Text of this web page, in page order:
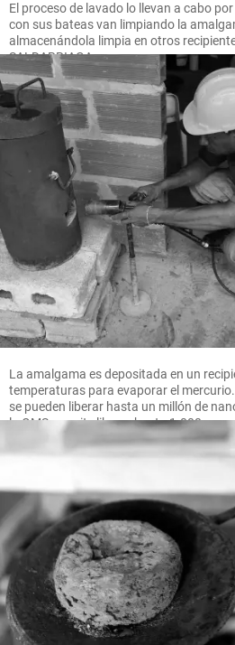
El proceso de lavado lo llevan a cabo
con sus bateas van limpiando la
almacenándola limpia en otros
SALDARRIAGA
La amalgama es depositada en un
temperaturas para evaporar el
se pueden liberar hasta un millón de
la OMS permite liberar hasta 1.000